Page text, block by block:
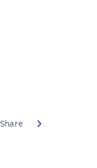
Share